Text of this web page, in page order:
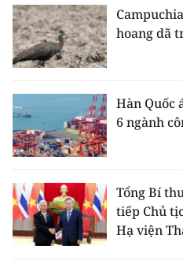
Nguyên
Đông Nam Bộ
Chuyên trang Hà Nội
Chuyên trang TP. Hồ Chí
CHUYÊN ĐỀ
CÁC CHUYÊN TRANG
hoang dã
Hàn Quốc
6 ngành
Tổng Bí
tiếp Chủ
Hạ viện